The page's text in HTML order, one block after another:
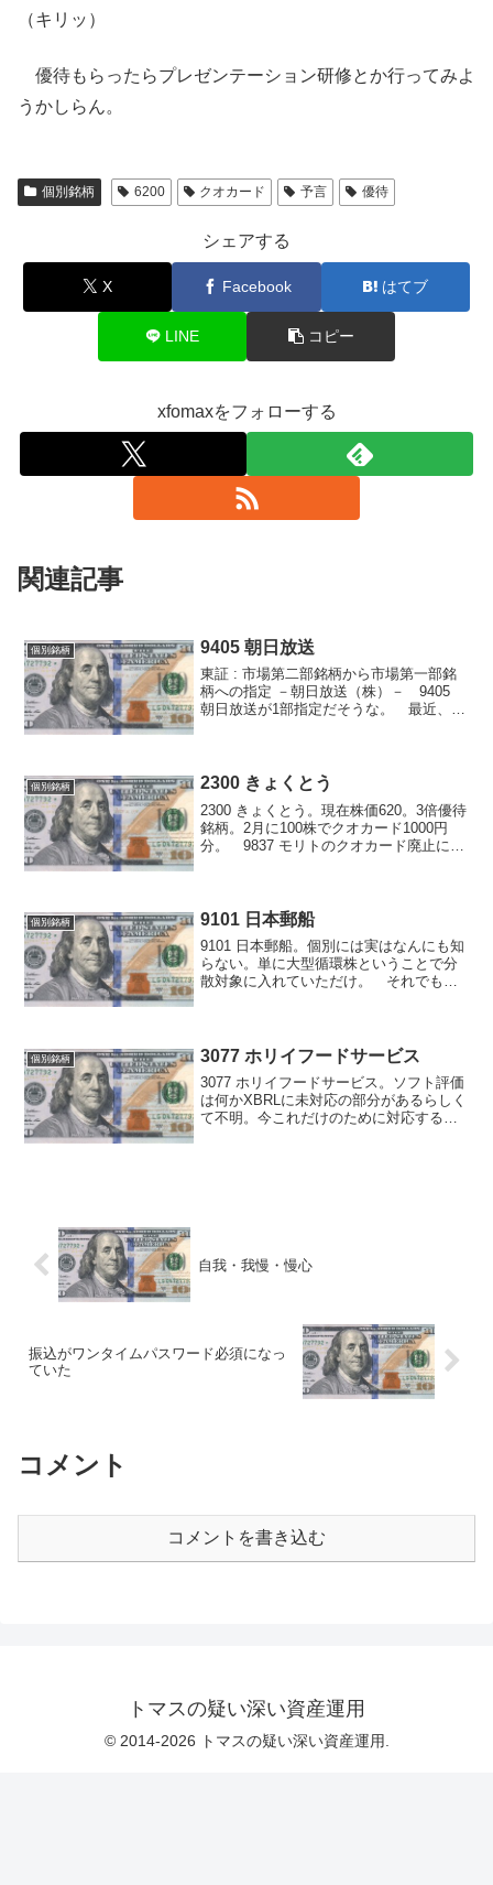
（キリッ）
優待もらったらプレゼンテーション研修とか行ってみよ
うかしらん。
個別銘柄 6200 クオカード 予言 優待
シェアする
X Facebook はてブ
LINE コピー
xfomaxをフォローする
関連記事
個別銘柄 9405 朝日放送
東証 : 市場第二部銘柄から市場第一部銘
柄への指定 －朝日放送（株）－ 9405
朝日放送が1部指定だそうな。 最近、日
で、持っ...
個別銘柄 2300 きょくとう
2300 きょくとう。現在株価620。3倍優待
銘柄。2月に100株でクオカード1000円
分。 9837 モリトのクオカード廃止に伴
個別銘柄 9101 日本郵船
9101 日本郵船。個別には実はなんにも知
らない。単に大型循環株ということで分
散対象に入れていただけ。 それでも
る。ある程度長いス...
個別銘柄 3077 ホリイフードサービス
3077 ホリイフードサービス。ソフト評価
は何かXBRLに未対応の部分があるらしく
て不明。今これだけのために対応するの
自我・我慢・慢心
振込がワンタイムパスワード必須になっ
ていた
コメント
コメントを書き込む
トマスの疑い深い資産運用
© 2014-2026 トマスの疑い深い資産運用.